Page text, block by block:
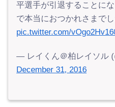
平選手が引退することに
で本当におつかれさまでし
pic.twitter.com/
— レイくん＠柏レイソル
December 31, 2016